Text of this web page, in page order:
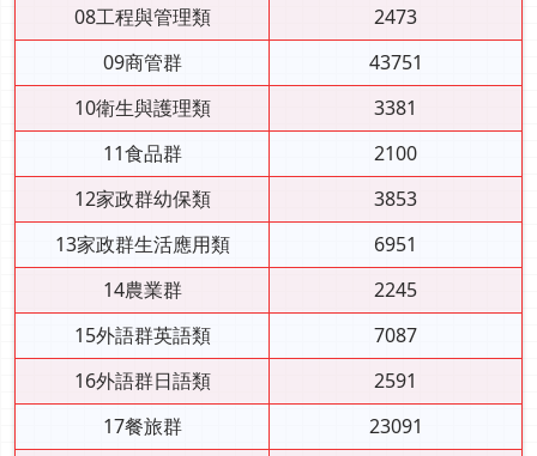
08工程與管理類
2473
09商管群
43751
10衛生與護理類
3381
11食品群
2100
12家政群幼保類
3853
13家政群生活應用類
6951
14農業群
2245
15外語群英語類
7087
16外語群日語類
2591
17餐旅群
23091